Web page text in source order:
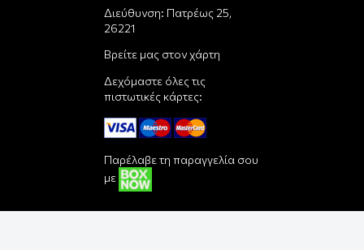
Διεύθυνση: Πατρέως 25,
26221
Βρείτε μας στον χάρτη
Δεχόμαστε όλες τις
πιστωτικές κάρτες:
Παρέλαβε τη παραγγελία σου
με